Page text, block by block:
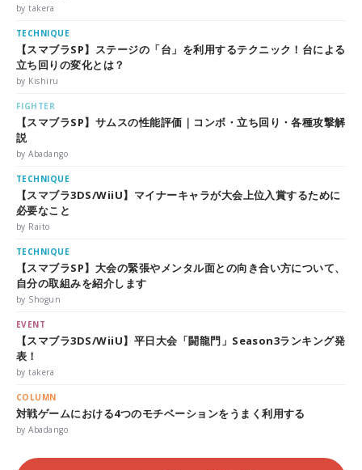
by takera
TECHNIQUE
【スマブラSP】ステージの「台」を利用するテクニック！台による
立ち回りの変化とは？
by Kishiru
FIGHTER
【スマブラSP】サムスの性能評価｜コンボ・立ち回り・各種攻撃解
説
by Abadango
TECHNIQUE
【スマブラ3DS/WiiU】マイナーキャラが大会上位入賞するために
必要なこと
by Raito
TECHNIQUE
【スマブラSP】大会の緊張やメンタル面との向き合い方について、
自分の取組みを紹介します
by Shogun
EVENT
【スマブラ3DS/WiiU】平日大会「闘龍門」Season3ランキング発
表！
by takera
COLUMN
対戦ゲームにおける4つのモチベーションをうまく利用する
by Abadango